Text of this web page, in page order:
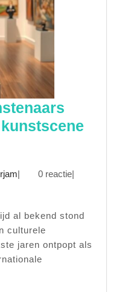
Mama
| 0 reactie|
culturele
jaren ontpopt als